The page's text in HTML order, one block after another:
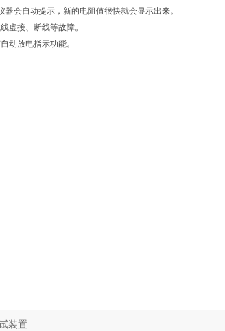
会自动提示，新的电阻值很快就会显示出来。
虚接、断线等故障。
动放电指示功能。